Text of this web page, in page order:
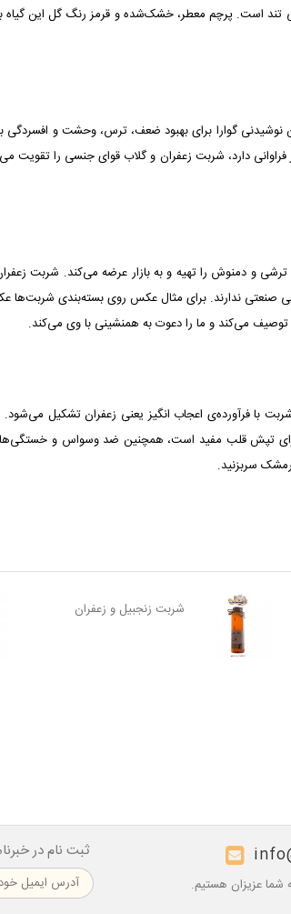
است. پرچم معطر، خشک‌شده و قرمز رنگ گل این گیاه
گوارا برای بهبود ضعف، ترس، وحشت و افسردگی
فراوانی دارد، شربت زعفران و گلاب قوای جنسی را
و دمنوش را تهیه و به بازار عرضه می‌کند. شربت
ندارند. برای مثال عکس روی بسته‌بندی شربت‌ها
می‌کند و ما را دعوت به همنشینی با وی می‌کند.
با فرآورده‌ی اعجاب انگیز یعنی زعفران تشکیل
قلب مفید است، همچنین ضد وسواس و خستگی‌های
سربزنید.
شربت زنجبیل و زعفران
ثبت نام در